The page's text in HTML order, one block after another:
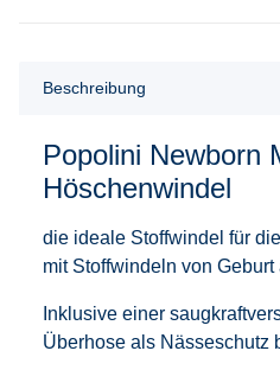
Beschreibung
Popolini Newborn
Höschenwindel
die ideale Stoffwindel für
mit Stoffwindeln von Geburt
Inklusive einer
Überhose als Nässeschutz